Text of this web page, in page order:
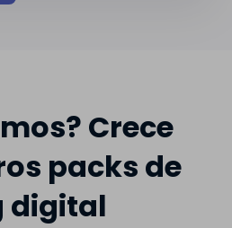
Crece
packs de
digital